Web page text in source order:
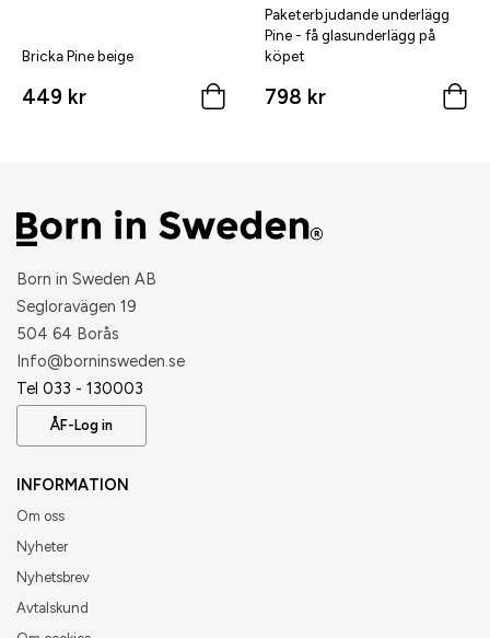
Bricka Pine beige
449 kr
Paketerbjudande underlägg
Pine - få glasunderlägg på
köpet
798 kr
Born in Sweden AB
Segloravägen 19
504 64 Borås
​Info@borninsweden.se
Tel 033 - 130003
ÅF-Log in
INFORMATION
Om oss
Nyheter
Nyhetsbrev
Avtalskund